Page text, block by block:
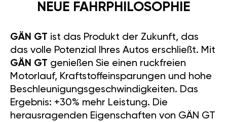
NEUE FAHRPHILOSOPHIE
GÄN GT ist das Produkt der Zukunft, das
das volle Potenzial Ihres Autos erschließt. Mit
GÄN GT genießen Sie einen ruckfreien
Motorlauf, Kraftstoffeinsparungen und hohe
Beschleunigungsgeschwindigkeiten. Das
Ergebnis: +30% mehr Leistung. Die
herausragenden Eigenschaften von GÄN GT